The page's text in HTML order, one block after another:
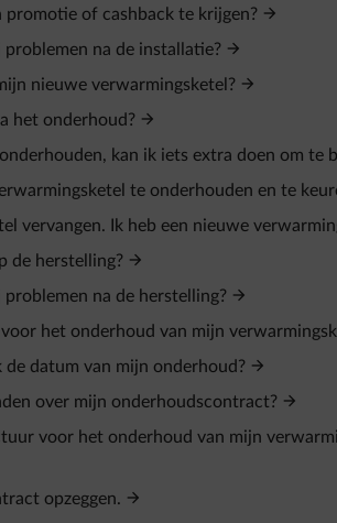
of cashback te krijgen?
na de installatie?
nieuwe verwarmingsketel?
het onderhoud?
kan ik iets extra doen om te
te onderhouden en te
vervangen. Ik heb een nieuwe
de herstelling?
na de herstelling?
voor het onderhoud van mijn
datum van mijn onderhoud?
over mijn onderhoudscontract?
voor het onderhoud van mijn
opzeggen.